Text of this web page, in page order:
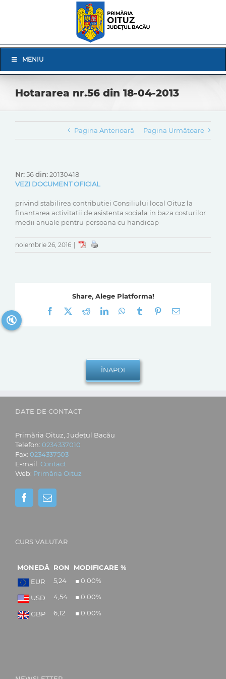
Navigation
MENIU
Hotararea nr.56 din 18-04-2013
Pagina Anterioară Pagina Următoare
Nr:56din:20130418
VEZI DOCUMENT OFICIAL
privind stabilirea contributiei Consiliului local Oituz la
finantarea activitatii de asistenta sociala in baza costurilor
medii anuale pentru persoana cu handicap
noiembrie 26, 2016
Share, Alege Platforma!
Facebook
RedditLinkedInWhatsApp
Tumblr Pinterest
E-
DATE DE CONTACT
Primăria Oituz, Județul Bacău
Telefon: 0234337010
Fax: 0234337503
E-mail: Contact
Web: Primăria Oituz
CURS VALUTAR
MONEDĂ RON
MODIFICARE %
EUR
5,24 0,00%
USD 4,54 0,00%
GBP 6,12 0,00%
🔇